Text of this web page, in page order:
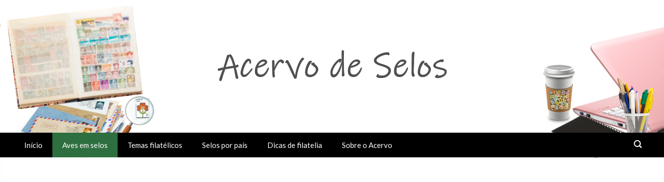
Início Aves em selos Temas filatélicos Selos por país Dicas de filatelia Sobre o Acervo